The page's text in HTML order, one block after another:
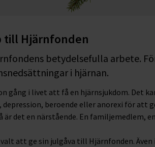
till Hjärnfonden
betydelsefulla arbete.
i hjärnan.
gång i livet att få en hjärnsjukdom. Det
beroende eller anorexi för att
är det en närstående. En familjemedlem,
att ge sin julgåva till Hjärnfonden.